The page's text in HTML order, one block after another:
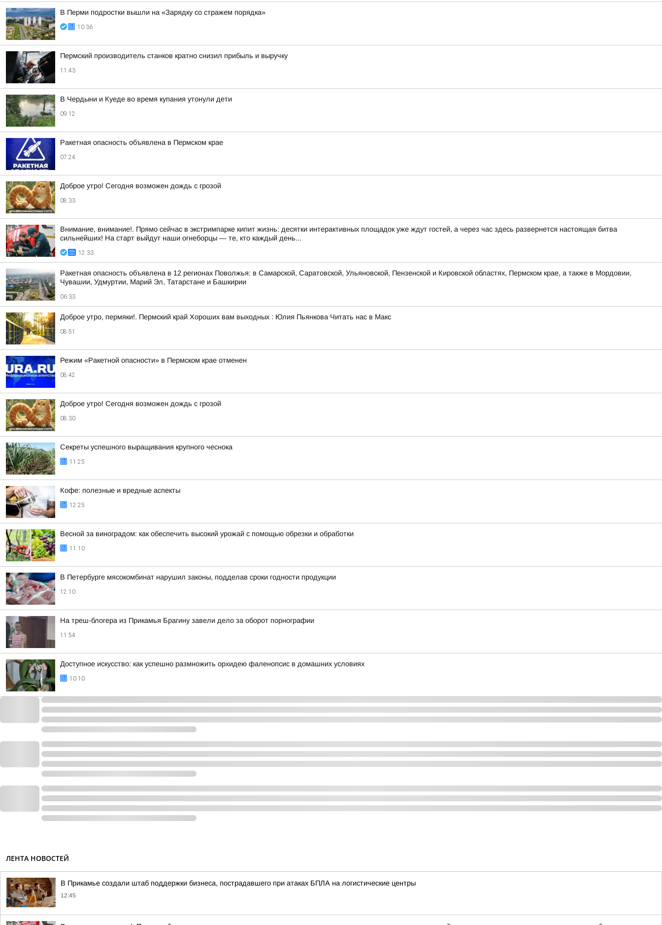
В Перми подростки вышли на «Зарядку со стражем порядка»
10:36
Пермский производитель станков кратно снизил прибыль и выручку
11:43
В Чердыни и Куеде во время купания утонули дети
09:12
Ракетная опасность объявлена в Пермском крае
07:24
Доброе утро! Сегодня возможен дождь с грозой
08:33
Внимание, внимание!. Прямо сейчас в экстримпарке кипит жизнь: десятки интерактивных площадок уже ждут гостей, а через час здесь развернется настоящая битва
сильнейших! На старт выйдут наши огнеборцы — те, кто каждый день...
12:33
Ракетная опасность объявлена в 12 регионах Поволжья: в Самарской, Саратовской, Ульяновской, Пензенской и Кировской областях, Пермском крае, а также в Мордовии,
Чувашии, Удмуртии, Марий Эл, Татарстане и Башкирии
06:33
Доброе утро, пермяки!. Пермский край Хороших вам выходных : Юлия Пьянкова Читать нас в Макс
08:51
Режим «Ракетной опасности» в Пермском крае отменен
08:42
Доброе утро! Сегодня возможен дождь с грозой
08:30
Секреты успешного выращивания крупного чеснока
11:25
Кофе: полезные и вредные аспекты
12:25
Весной за виноградом: как обеспечить высокий урожай с помощью обрезки и обработки
11:10
В Петербурге мясокомбинат нарушил законы, подделав сроки годности продукции
12:10
На треш-блогера из Прикамья Брагину завели дело за оборот порнографии
11:54
Доступное искусство: как успешно размножить орхидею фаленопсис в домашних условиях
10:10
ЛЕНТА НОВОСТЕЙ
В Прикамье создали штаб поддержки бизнеса, пострадавшего при атаках БПЛА на логистические центры
12:45